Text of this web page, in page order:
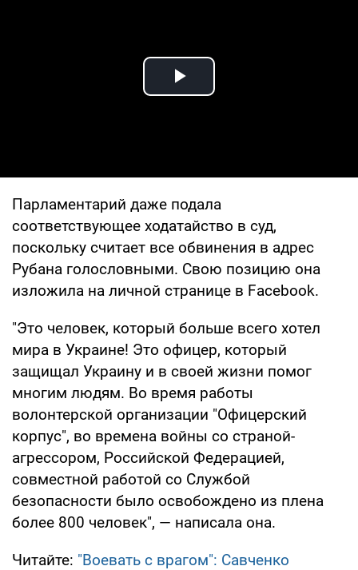
Play Video
Парламентарий даже подала
соответствующее ходатайство в суд,
поскольку считает все обвинения в адрес
Рубана голословными. Свою позицию она
изложила на личной странице в Facebook.
"Это человек, который больше всего хотел
мира в Украине! Это офицер, который
защищал Украину и в своей жизни помог
многим людям. Во время работы
волонтерской организации "Офицерский
корпус", во времена войны со страной-
агрессором, Российской Федерацией,
совместной работой со Службой
безопасности было освобождено из плена
более 800 человек", — написала она.
Читайте: "Воевать с врагом": Савченко